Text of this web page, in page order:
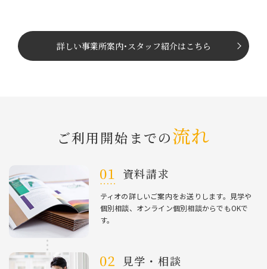
詳しい事業所案内･ スタッフ紹介はこちら
ご利⽤開始までの流れ
資料請求
ティオの詳しいご案内をお送りします。⾒学や
個別相談、オンライン個別相談からでもOKで
す。
⾒学・相談